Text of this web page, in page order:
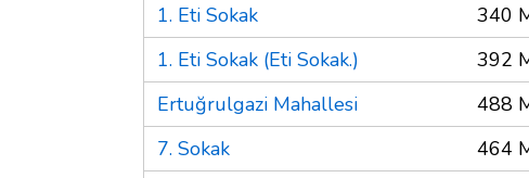
1. Eti Sokak
340
1. Eti Sokak (Eti Sokak.)
392
Ertuğrulgazi Mahallesi
488
7. Sokak
464